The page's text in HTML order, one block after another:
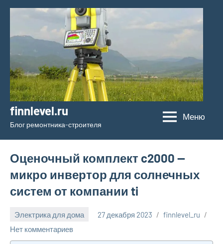
Перейти
содержимому
finnlevel.ru
Блог ремонтника-строителя
Меню
Оценочный комплект c2000 —
микро инвертор для солнечных
систем от компании ti
Электрика для дома 27 декабря 2023
finnlevel_ru
Нет комментариев